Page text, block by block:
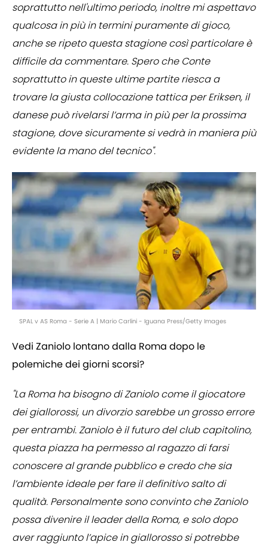
soprattutto nell'ultimo periodo, inoltre mi aspettavo
qualcosa in più in termini puramente di gioco,
anche se ripeto questa stagione così particolare è
difficile da commentare. Spero che Conte
soprattutto in queste ultime partite riesca a
trovare la giusta collocazione tattica per Eriksen, il
danese può rivelarsi l’arma in più per la prossima
stagione, dove sicuramente si vedrà in maniera più
evidente la mano del tecnico".
SPAL v AS Roma - Serie A | Mario Carlini - Iguana Press/Getty Images
Vedi Zaniolo lontano dalla Roma dopo le
polemiche dei giorni scorsi?
"La Roma ha bisogno di Zaniolo come il giocatore
dei giallorossi, un divorzio sarebbe un grosso errore
per entrambi. Zaniolo è il futuro del club capitolino,
questa piazza ha permesso al ragazzo di farsi
conoscere al grande pubblico e credo che sia
l’ambiente ideale per fare il definitivo salto di
qualità. Personalmente sono convinto che Zaniolo
possa divenire il leader della Roma, e solo dopo
aver raggiunto l’apice in giallorosso si potrebbe